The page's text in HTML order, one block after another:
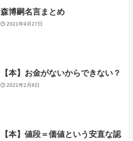
森博嗣名言まとめ
2021年9月27日
【本】お金がないからできない？
2021年2月8日
【本】値段＝価値という安直な認